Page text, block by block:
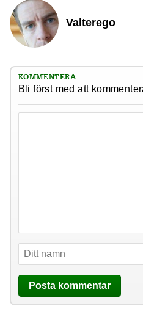
Valterego
KOMMENTERA
Bli först med att